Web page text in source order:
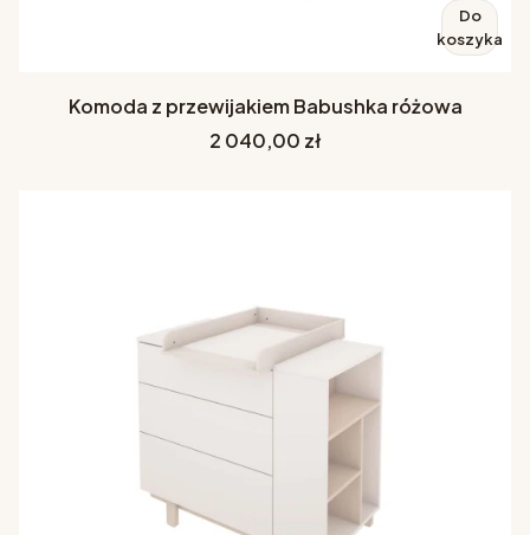
Do
koszyka
Komoda z przewijakiem Babushka różowa
Cena
2 040,00 zł